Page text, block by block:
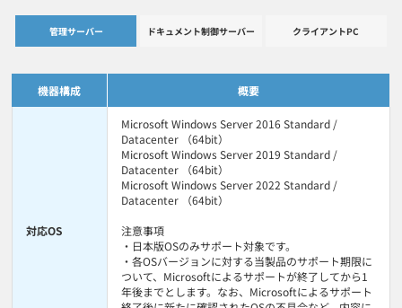
管理サーバー ドキュメント制御サーバー クライアントPC
機器構成 概要
対応OS
Microsoft Windows Server 2016 Standard /
Datacenter （64bit）
Microsoft Windows Server 2019 Standard /
Datacenter （64bit）
Microsoft Windows Server 2022 Standard /
Datacenter （64bit）
注意事項
・日本版OSのみサポート対象です。
・各OSバージョンに対する当製品のサポート期限に
ついて、Microsoftによるサポートが終了してから1
年後までとします。なお、Microsoftによるサポート